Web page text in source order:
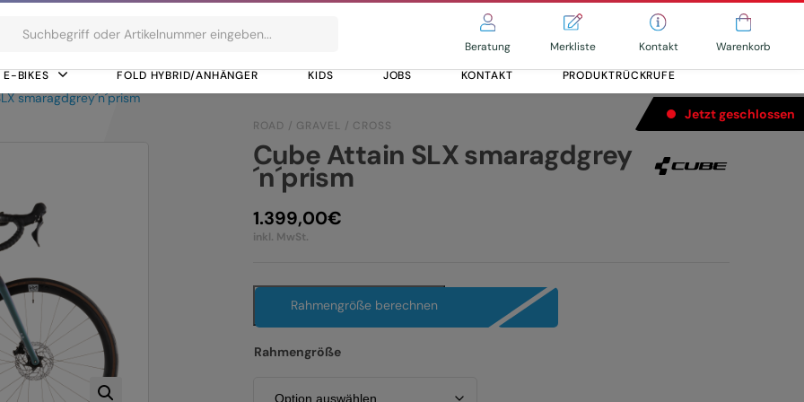
Beratung Merkliste Kontakt
Warenkorb
Alle entdecken
E-BIKES
Alle entdecken
FOLD HYBRID/ANHÄNGER KIDS JOBS KONTAKT PRODUKTRÜCKRUFE
Jetzt geschlossen
smaragdgrey´n´prism
ROAD / GRAVEL / CROSS
Cube Attain SLX smaragdgrey
´n´prism
1.399,00€
inkl. MwSt.
Rahmengröße berechnen
Rahmengröße